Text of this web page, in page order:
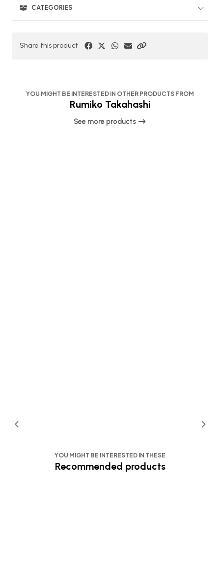
CATEGORIES
Share this product
YOU MIGHT BE INTERESTED IN OTHER PRODUCTS FROM
Rumiko Takahashi
See more products
YOU MIGHT BE INTERESTED IN THESE
Recommended products